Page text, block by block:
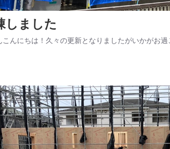
しました
こんにちは！久々の更新となりましたがいかがお